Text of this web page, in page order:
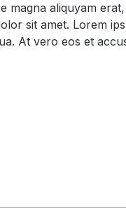
aliquyam
sit amet. Lorem
At vero eos et